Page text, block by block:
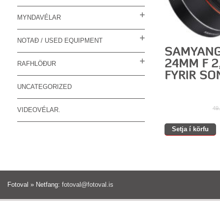
Setja í körfu
MYNDAVÉLAR
NOTAÐ / USED EQUIPMENT
RAFHLÖÐUR
UNCATEGORIZED
VIDEOVÉLAR.
Fotoval » Netfang: fotoval@fotoval.is